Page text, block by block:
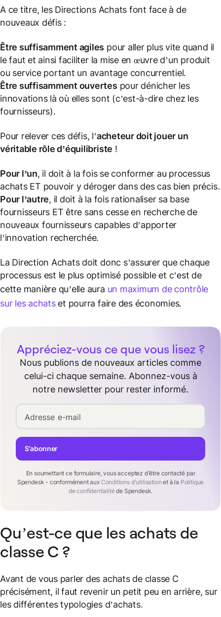
A ce titre, les Directions Achats font face à de
nouveaux défis :
Être suffisamment agiles pour aller plus vite quand il
le faut et ainsi faciliter la mise en œuvre d’un produit
ou service portant un avantage concurrentiel.
Être suffisamment ouvertes pour dénicher les
innovations là où elles sont (c’est-à-dire chez les
fournisseurs).
Pour relever ces défis, l’acheteur doit jouer un
véritable rôle d’équilibriste !
Pour l’un, il doit à la fois se conformer au processus
achats ET pouvoir y déroger dans des cas bien précis.
Pour l’autre, il doit à la fois rationaliser sa base
fournisseurs ET être sans cesse en recherche de
nouveaux fournisseurs capables d’apporter
l’innovation recherchée.
La Direction Achats doit donc s’assurer que chaque
processus est le plus optimisé possible et c’est de
cette manière qu’elle aura un maximum de contrôle
sur les achatset pourra faire des économies.
Appréciez-vous ce que vous lisez ?
Nous publions de nouveaux articles comme
celui-ci chaque semaine. Abonnez-vous à
notre newsletter pour rester informé.
Adresse e-mail
En soumettant ce formulaire, vous acceptez d'être contacté par
Spendesk - conformément aux Conditions d'utilisation et à la Politique
de confidentialitéde Spendesk.
S'abonner
Qu’est-ce que les achats de
classe C ?
Avant de vous parler des achats de classe C
précisément, il faut revenir un petit peu en arrière, sur
les différentes typologies d’achats.